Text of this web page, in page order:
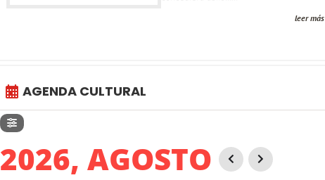
leer más
AGENDA CULTURAL
2026, AGOSTO